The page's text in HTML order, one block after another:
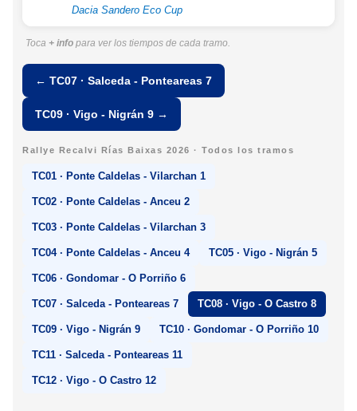
Dacia Sandero Eco Cup
Toca + info para ver los tiempos de cada tramo.
← TC07 · Salceda - Ponteareas 7
TC09 · Vigo - Nigrán 9 →
Rallye Recalvi Rías Baixas 2026 · Todos los tramos
TC01 · Ponte Caldelas - Vilarchan 1
TC02 · Ponte Caldelas - Anceu 2
TC03 · Ponte Caldelas - Vilarchan 3
TC04 · Ponte Caldelas - Anceu 4 TC05 · Vigo - Nigrán 5
TC06 · Gondomar - O Porriño 6
TC07 · Salceda - Ponteareas 7 TC08 · Vigo - O Castro 8
TC09 · Vigo - Nigrán 9 TC10 · Gondomar - O Porriño 10
TC11 · Salceda - Ponteareas 11
TC12 · Vigo - O Castro 12